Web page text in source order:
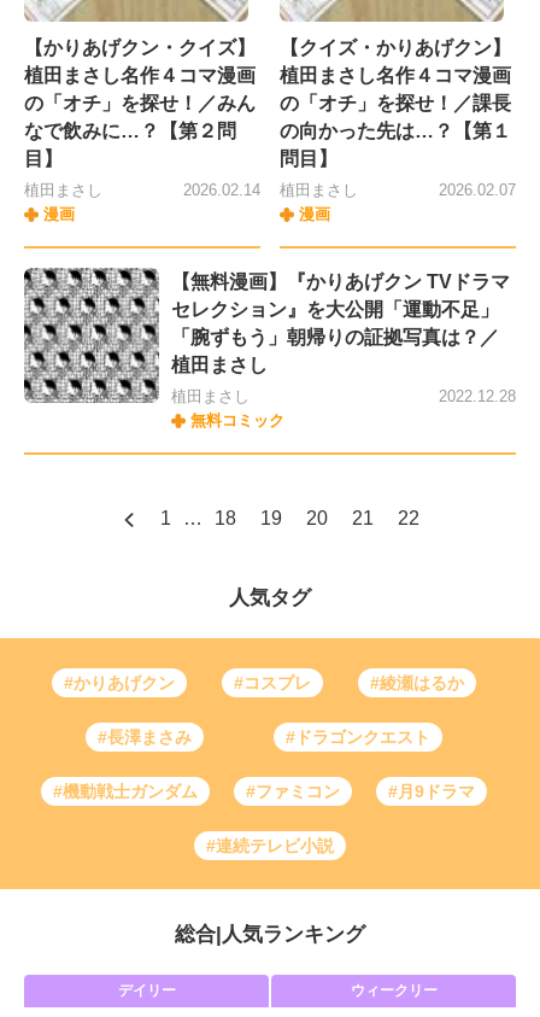
【かりあげクン・クイズ】
植田まさし名作４コマ漫画
の「オチ」を探せ！／みん
なで飲みに…？【第２問
目】
植田まさし
漫画
2026.02.14
【クイズ・かりあげクン】
植田まさし名作４コマ漫画
の「オチ」を探せ！／課長
の向かった先は…？【第１
問目】
植田まさし
漫画
2026.02.07
【無料漫画】『かりあげクン TVドラマ
セレクション』を大公開「運動不足」
「腕ずもう」朝帰りの証拠写真は？／
植田まさし
植田まさし
無料コミック
2022.12.28
1 … 18 19 20 21 22
人気タグ
#かりあげクン #コスプレ #綾瀬はるか
#長澤まさみ #ドラゴンクエスト
#機動戦士ガンダム #ファミコン #月9ドラマ
#連続テレビ小説
総合 人気ランキング
デイリー ウィークリー